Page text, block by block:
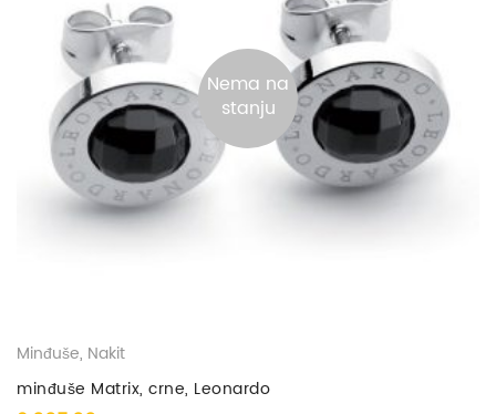
Nema na
stanju
Minđuše, Nakit
minđuše Matrix, crne, Leonardo